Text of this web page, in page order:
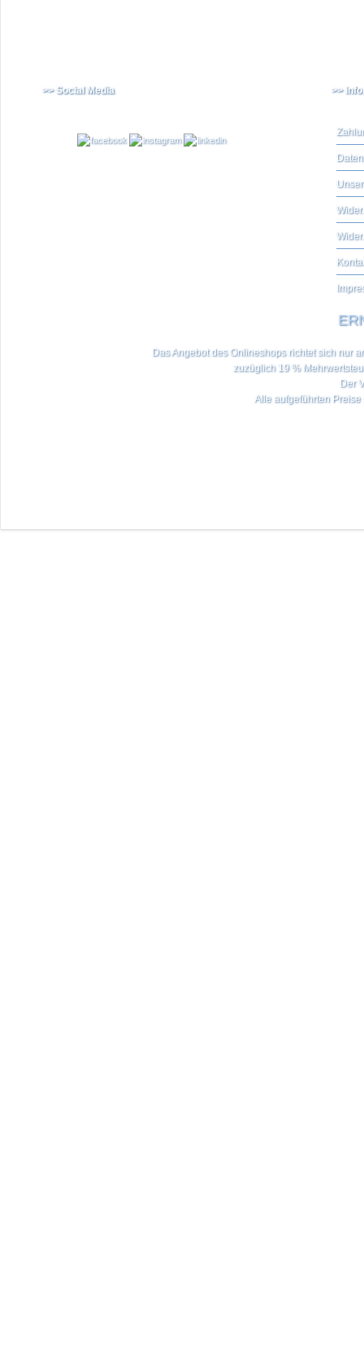
>> Social Media >>
Das Angebot des Onlineshops richtet sich nur
zuzüglich 19 %
Der
Alle aufgeführten